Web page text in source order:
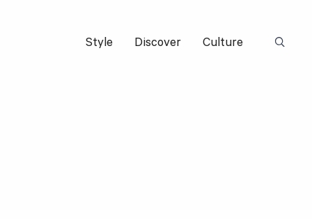
Style Discover Culture